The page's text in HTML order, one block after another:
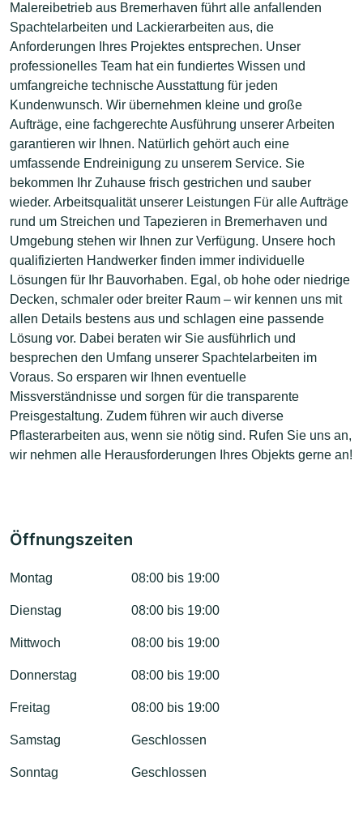
Malereibetrieb aus Bremerhaven führt alle anfallenden
Spachtelarbeiten und Lackierarbeiten aus, die
Anforderungen Ihres Projektes entsprechen. Unser
professionelles Team hat ein fundiertes Wissen und
umfangreiche technische Ausstattung für jeden
Kundenwunsch. Wir übernehmen kleine und große
Aufträge, eine fachgerechte Ausführung unserer Arbeiten
garantieren wir Ihnen. Natürlich gehört auch eine
umfassende Endreinigung zu unserem Service. Sie
bekommen Ihr Zuhause frisch gestrichen und sauber
wieder. Arbeitsqualität unserer Leistungen Für alle Aufträge
rund um Streichen und Tapezieren in Bremerhaven und
Umgebung stehen wir Ihnen zur Verfügung. Unsere hoch
qualifizierten Handwerker finden immer individuelle
Lösungen für Ihr Bauvorhaben. Egal, ob hohe oder niedrige
Decken, schmaler oder breiter Raum – wir kennen uns mit
allen Details bestens aus und schlagen eine passende
Lösung vor. Dabei beraten wir Sie ausführlich und
besprechen den Umfang unserer Spachtelarbeiten im
Voraus. So ersparen wir Ihnen eventuelle
Missverständnisse und sorgen für die transparente
Preisgestaltung. Zudem führen wir auch diverse
Pflasterarbeiten aus, wenn sie nötig sind. Rufen Sie uns an,
wir nehmen alle Herausforderungen Ihres Objekts gerne an!
Öffnungszeiten
Montag 08:00 bis 19:00
Dienstag 08:00 bis 19:00
Mittwoch 08:00 bis 19:00
Donnerstag 08:00 bis 19:00
Freitag 08:00 bis 19:00
Samstag Geschlossen
Sonntag Geschlossen